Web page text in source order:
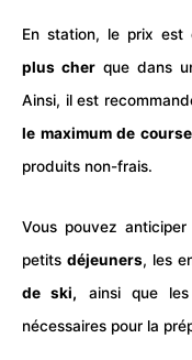
En station, le prix est
plus cherque dans
Ainsi, il est
le maximum de
produits non-frais.
Vous pouvez
petits déjeuners, les
deski, ainsi que
nécessaires pour la